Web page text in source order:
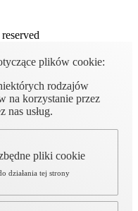
plików cookie:
rodzajów
na korzystanie przez
nas usług.
pliki cookie
działania tej strony